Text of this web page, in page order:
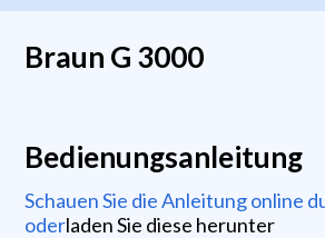
Braun G 3000
Bedienungsanleitung
Schauen Sie die Anleitung online
oderladen Sie diese herunter